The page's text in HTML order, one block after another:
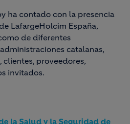
ha contado con la presencia
LafargeHolcim España,
de diferentes
catalanas,
clientes, proveedores,
invitados.
la Salud y la Seguridad de